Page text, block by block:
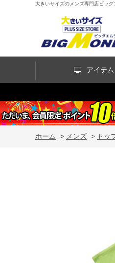
大きいサイズのメンズ専門店ビッ
アイテム
ホーム > メンズ > トッ